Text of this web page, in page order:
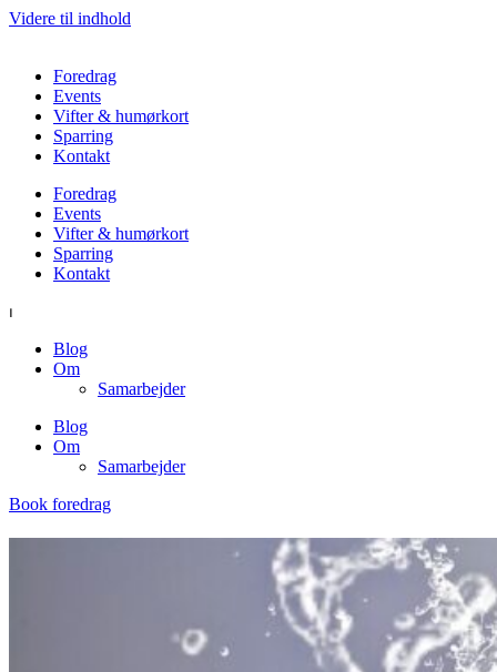
Videre til indhold
Foredrag
Events
Vifter & humørkort
Sparring
Kontakt
Foredrag
Events
Vifter & humørkort
Sparring
Kontakt
⏐
Blog
Om
Samarbejder
Blog
Om
Samarbejder
Book foredrag